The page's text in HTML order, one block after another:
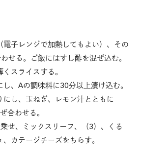
電子レンジで加熱してもよい）、その
せる。ご飯にはすし酢を混ぜ込む。
スライスする。
、Aの調味料に30分以上漬け込む。
にし、玉ねぎ、レモン汁とともに
合わせる。
乗せ、ミックスリーフ、（3）、くる
カテージチーズをちらす。